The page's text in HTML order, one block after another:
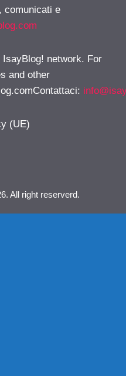
comunicati e
network. For
and other
:
(UE)
All right reserverd.